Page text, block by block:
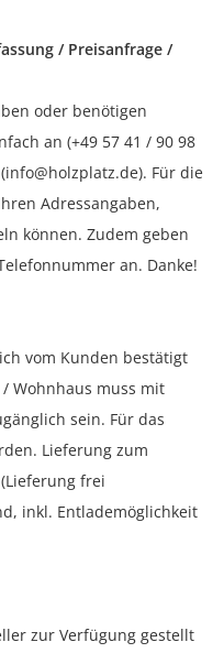
/ Preisanfrage /
oder benötigen
an (+49 57 41 / 90 98
Für die
Adressangaben,
können. Zudem geben
an. Danke!
vom Kunden bestätigt
Wohnhaus muss mit
sein. Für das
Lieferung zum
frei
inkl. Entlademöglichkeit
zur Verfügung gestellt